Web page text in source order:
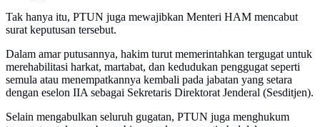
Tak hanya itu, PTUN juga mewajibkan Menteri HAM mencabut
surat keputusan tersebut.
Dalam amar putusannya, hakim turut memerintahkan tergugat untuk
merehabilitasi harkat, martabat, dan kedudukan penggugat seperti
semula atau menempatkannya kembali pada jabatan yang setara
dengan eselon IIA sebagai Sekretaris Direktorat Jenderal (Sesditjen).
Selain mengabulkan seluruh gugatan, PTUN juga menghukum